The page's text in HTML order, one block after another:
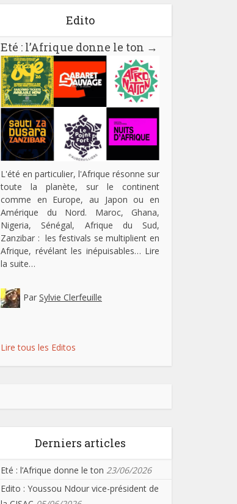
Edito
Eté : l’Afrique donne le ton →
L'été en particulier, l'Afrique résonne sur
toute la planète, sur le continent
comme en Europe, au Japon ou en
Amérique du Nord. Maroc, Ghana,
Nigeria, Sénégal, Afrique du Sud,
Zanzibar : les festivals se multiplient en
Afrique, révélant les inépuisables… Lire
la suite…
Par Sylvie Clerfeuille
Lire tous les Editos
Derniers articles
Eté : l’Afrique donne le ton 23/06/2026
Edito : Youssou Ndour vice-président de